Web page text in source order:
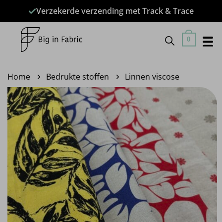
inhoud
Verzekerde verzending met Track & Trace
0
Home Bedrukte stoffen Linnen viscose